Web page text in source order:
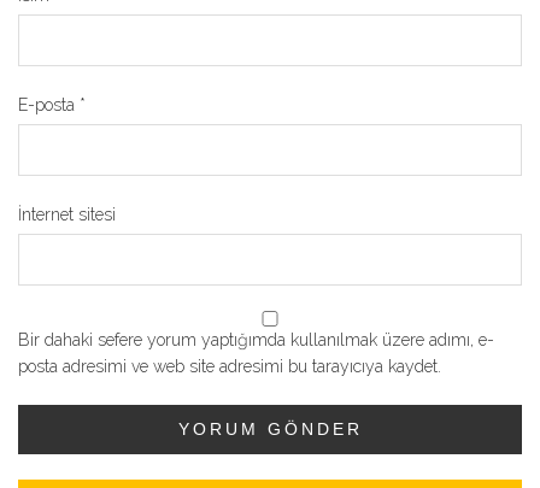
E-posta *
İnternet sitesi
Bir dahaki sefere yorum yaptığımda kullanılmak üzere adımı, e-
posta adresimi ve web site adresimi bu tarayıcıya kaydet.